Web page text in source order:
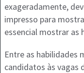
exageradamente,
impresso para
essencial mostrar as
Entre as habilidades
candidatos às vagas